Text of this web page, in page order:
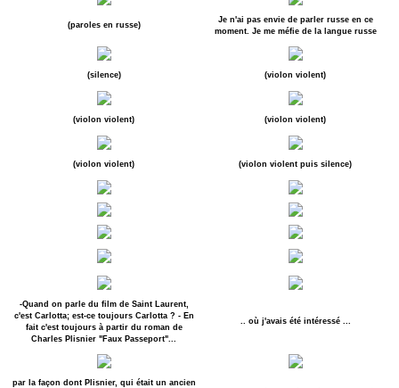
(paroles en russe)
Je n'ai pas envie de parler russe en ce
moment. Je me méfie de la langue russe
(silence) (violon violent)
(violon violent) (violon violent)
(violon violent) (violon violent puis silence)
-Quand on parle du film de Saint Laurent,
c'est Carlotta; est-ce toujours Carlotta ? - En
fait c'est toujours à partir du roman de
Charles Plisnier "Faux Passeport"...
.. où j'avais été intéressé ...
par la façon dont Plisnier, qui était un ancien